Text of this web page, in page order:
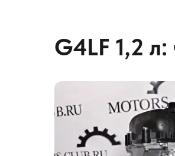
G4LF 1,2